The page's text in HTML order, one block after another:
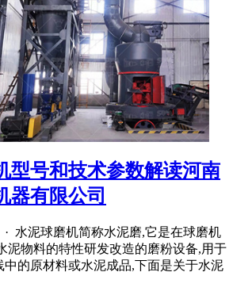
型号和技术参数解读河南
器有限公司
· 水泥球磨机简称水泥磨,它是在球磨机
泥物料的特性研发改造的磨粉设备,用于
中的原材料或水泥成品,下面是关于水泥